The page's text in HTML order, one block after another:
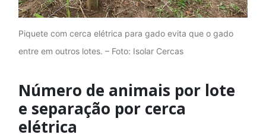
Piquete com cerca elétrica para gado evita que o gado
entre em outros lotes. – Foto: Isolar Cercas
Número de animais por lote
e separação por cerca
elétrica